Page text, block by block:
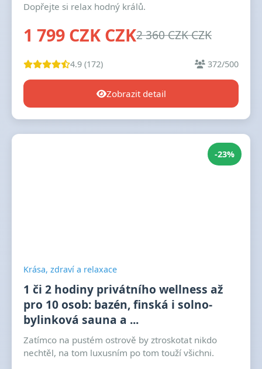
Dopřejte si relax hodný králů.
1 799 CZK CZK2 360 CZK CZK
4.9 (172) 372/500
Zobrazit detail
-23%
Krása, zdraví a relaxace
1 či 2 hodiny privátního wellness až
pro 10 osob: bazén, finská i solno-
bylinková sauna a ...
Zatímco na pustém ostrově by ztroskotat nikdo
nechtěl, na tom luxusním po tom touží všichni.